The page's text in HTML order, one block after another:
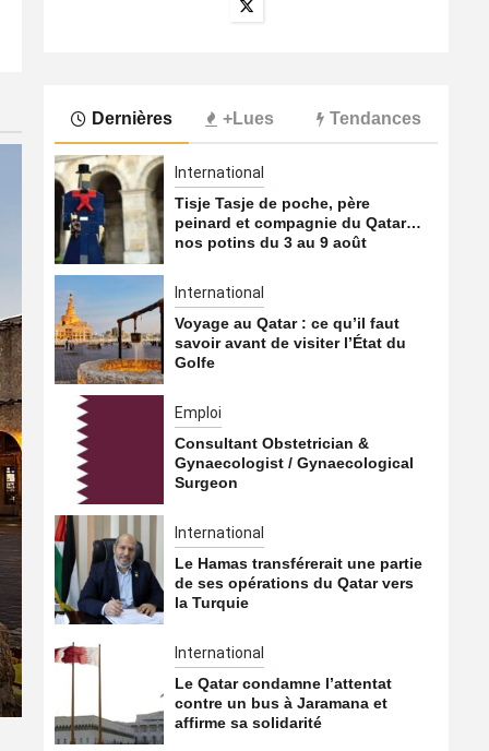
Tisje Tasje de poche, père peinard et compagnie du
International
Tisje Tasje de poche,
Qatar… nos potins du 3
Qatarien
Dernières +Lues Tendances
International
Tisje Tasje de poche, père
peinard et compagnie du Qatar…
nos potins du 3 au 9 août
International
Voyage au Qatar : ce qu’il faut
savoir avant de visiter l’État du
Golfe
Emploi
Consultant Obstetrician &
Gynaecologist / Gynaecological
Surgeon
International
Le Hamas transférerait une partie
de ses opérations du Qatar vers
la Turquie
International
Le Qatar condamne l’attentat
contre un bus à Jaramana et
affirme sa solidarité